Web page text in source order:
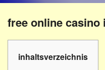
–
Beruf
Hilfsmittel
-
Hörbüchereien
Reha-
Lehrer
free online casino
inhaltsverzeichnis